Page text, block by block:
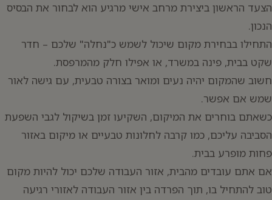
חיפוש:
הצעד הראשון ביצירת מרחב אישי מרגיע הוא לבחור את הבסיס
הנכון.
התחילו בבחירת מקום שיכול לשמש כ"נחלה" שלכם – חדר
שקט בבית, פינה במשרד, או אפילו חלק מהמרפסת.
חשוב שהמקום יהיה נעים ומואר בצורה טבעית, עם גישה לאור
שמש אם אפשר.
כשאתם בוחרים את המיקום, השקיעו זמן בשיקול לגבי השפעת
הסביבה עליכם, כמו קרבה לחלונות טבעיים או מיקום באזור
פחות מופרע בבית.
אם אתם עובדים מהבית, אזור העבודה שלכם יכול להיות מקום
טוב להתחיל בו, תוך הפרדה בין אזור העבודה לאזורי רגיעה